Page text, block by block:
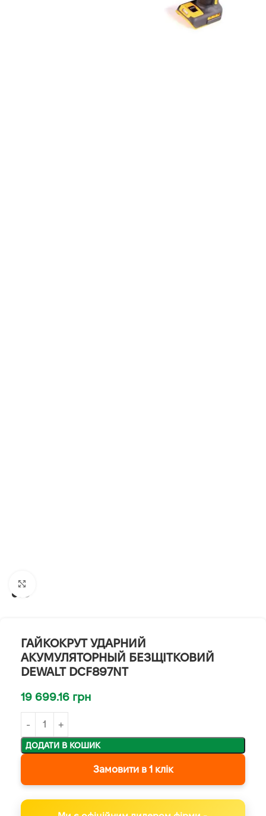
ГАЙКОКРУТ УДАРНИЙ
АКУМУЛЯТОРНЫЙ БЕЗЩІТКОВИЙ
DEWALT DCF897NT
19 699.16 грн
ДОДАТИ В КОШИК
Замовити в 1 клік